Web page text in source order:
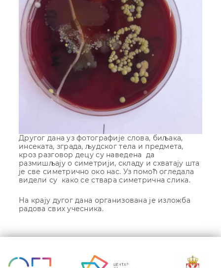
Другог дана уз фотографије слова, биљака,
инсеката, зграда, људског тела и предмета,
кроз разговор децу су наведена да
размишљају о симетрији, складу и схватају шта
је све симетрично око нас. Уз помоћ огледала
видели су како се ствара симетрична слика.
На крају дугог дана организована је изложба
радова свих учесника.
Кретање